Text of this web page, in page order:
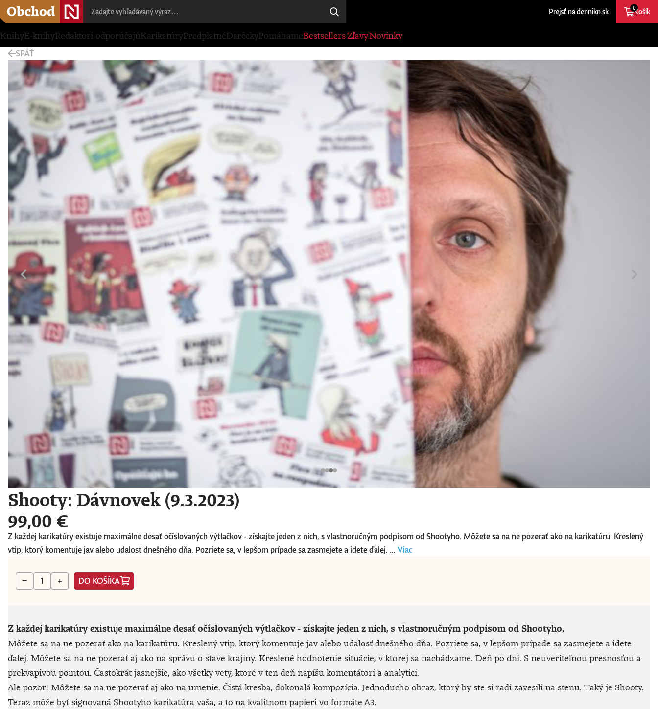
Prejsť na dennikn.sk Košík
0
KnihyE-knihyRedaktori odporúčajúKarikatúryPredplatnéDarčekyPomáhameBestsellersZľavyNovinky
SPÄŤ
Shooty: Dávnovek (9.3.2023)
99,00 €
Z každej karikatúry existuje maximálne desať očíslovaných výtlačkov - získajte jeden z nich, s vlastnoručným podpisom od Shootyho. Môžete sa na ne pozerať ako na karikatúru. Kreslený
vtip, ktorý komentuje jav alebo udalosť dnešného dňa. Pozriete sa, v lepšom prípade sa zasmejete a idete ďalej. ... Viac
− + DO KOŠÍKA
Z každej karikatúry existuje maximálne desať očíslovaných výtlačkov - získajte jeden z nich, s vlastnoručným podpisom od Shootyho.
Môžete sa na ne pozerať ako na karikatúru. Kreslený vtip, ktorý komentuje jav alebo udalosť dnešného dňa. Pozriete sa, v lepšom prípade sa zasmejete a idete
ďalej. Môžete sa na ne pozerať aj ako na správu o stave krajiny. Kreslené hodnotenie situácie, v ktorej sa nachádzame. Deň po dni. S neuveriteľnou presnosťou a
prekvapivou pointou. Častokrát jasnejšie, ako všetky vety, ktoré v ten deň napíšu komentátori a analytici.
Ale pozor! Môžete sa na ne pozerať aj ako na umenie. Čistá kresba, dokonalá kompozícia. Jednoducho obraz, ktorý by ste si radi zavesili na stenu. Taký je Shooty.
Teraz môže byť signovaná Shootyho karikatúra vaša, a to na kvalitnom papieri vo formáte A3.